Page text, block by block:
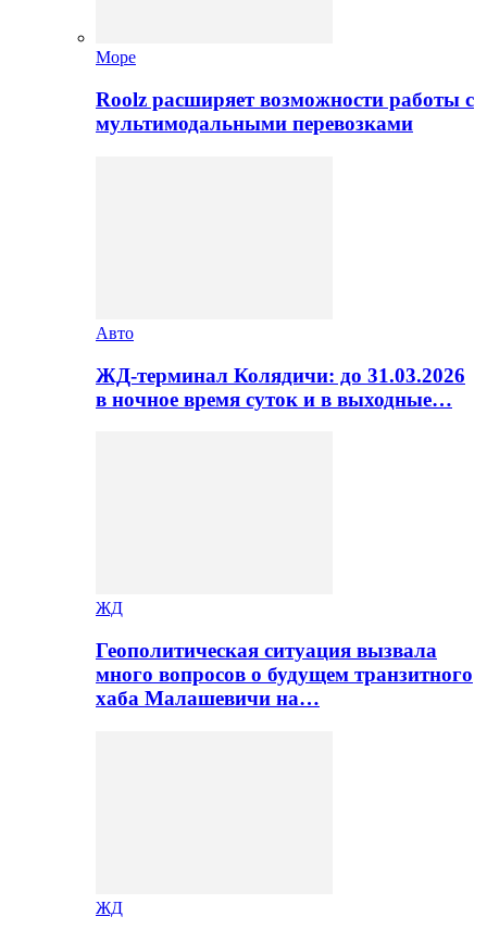
Море
Roolz расширяет возможности работы с
мультимодальными перевозками
Авто
ЖД-терминал Колядичи: до 31.03.2026
в ночное время суток и в выходные…
ЖД
Геополитическая ситуация вызвала
много вопросов о будущем транзитного
хаба Малашевичи на…
ЖД